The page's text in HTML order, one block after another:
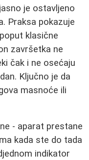
je ostavljeno
Praksa pokazuje
klasične
završetka ne
čak i ne osećaju
Ključno je da
masnoće ili
- aparat prestane
kada ste do tada
indikator